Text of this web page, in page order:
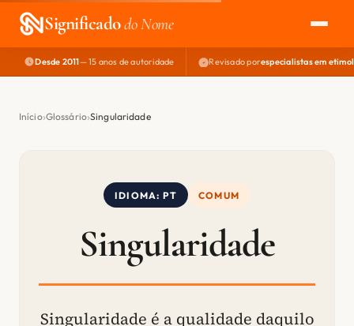
Significadodo Nome
EXPLORAR
NOME PERFEITO
Desde 2011— 15 anos de autoridade Revisado porespecialistas em
Início Glossário Singularidade
IDIOMA: PT COMUM
Singularidade
Singularidade é a qualidade daquilo